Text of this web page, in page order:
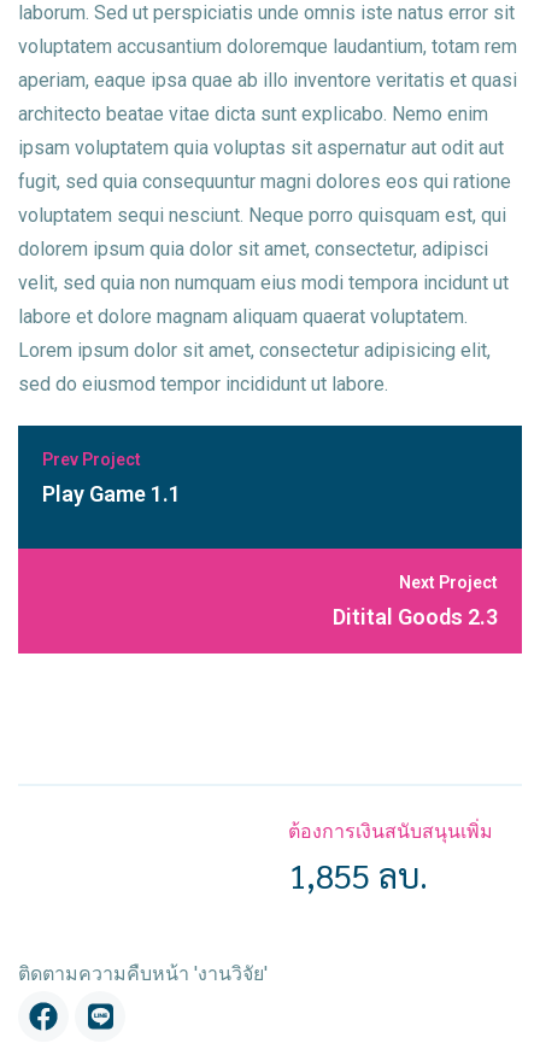
laborum. Sed ut perspiciatis unde omnis iste natus error sit
voluptatem accusantium doloremque laudantium, totam rem
aperiam, eaque ipsa quae ab illo inventore veritatis et quasi
architecto beatae vitae dicta sunt explicabo. Nemo enim
ipsam voluptatem quia voluptas sit aspernatur aut odit aut
fugit, sed quia consequuntur magni dolores eos qui ratione
voluptatem sequi nesciunt. Neque porro quisquam est, qui
dolorem ipsum quia dolor sit amet, consectetur, adipisci
velit, sed quia non numquam eius modi tempora incidunt ut
labore et dolore magnam aliquam quaerat voluptatem.
Lorem ipsum dolor sit amet, consectetur adipisicing elit,
sed do eiusmod tempor incididunt ut labore.
Prev Project
Play Game 1.1
Next Project
Ditital Goods 2.3
ต้องการเงินสนับสนุนเพิ่ม
1,855 ลบ.
ติดตามความคืบหน้า 'งานวิจัย'